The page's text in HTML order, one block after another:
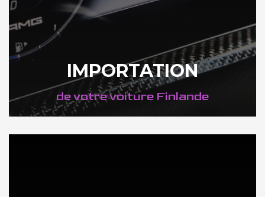
IMPORTATION
de votre voiture Finlande